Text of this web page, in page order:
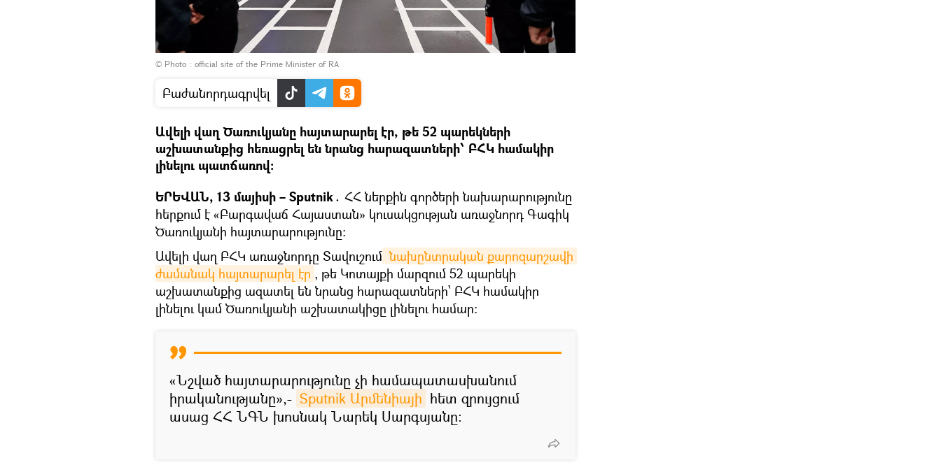
© Photo : official site of the Prime Minister of RA
Բաժանորդագրվել
Ավելի վաղ Ծառուկյանը հայտարարել էր, թե 52 պարեկների
աշխատանքից հեռացրել են նրանց հարազատների՝ ԲՀԿ համակիր
լինելու պատճառով։
ԵՐԵՎԱՆ, 13 մայիսի – Sputnik․ ՀՀ ներքին գործերի նախարարությունը
հերքում է «Բարգավաճ Հայաստան» կուսակցության առաջնորդ Գագիկ
Ծառուկյանի հայտարարությունը։
Ավելի վաղ ԲՀԿ առաջնորդը Տավուշում նախընտրական քարոզարշավի
ժամանակ հայտարարել էր , թե Կոտայքի մարզում 52 պարեկի
աշխատանքից ազատել են նրանց հարազատների՝ ԲՀԿ համակիր
լինելու կամ Ծառուկյանի աշխատակիցը լինելու համար։
«Նշված հայտարարությունը չի համապատասխանում
իրականությանը»,- Sputnik Արմենիայի հետ զրույցում
ասաց ՀՀ ՆԳՆ խոսնակ Նարեկ Սարգսյանը։